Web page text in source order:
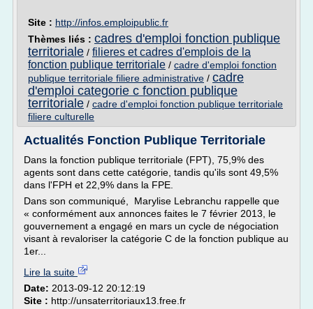
Site : http://infos.emploipublic.fr
Thèmes liés : cadres d'emploi fonction publique
territoriale / filieres et cadres d'emplois de la
fonction publique territoriale / cadre d'emploi fonction
publique territoriale filiere administrative / cadre
d'emploi categorie c fonction publique
territoriale / cadre d'emploi fonction publique territoriale
filiere culturelle
Actualités Fonction Publique Territoriale
Dans la fonction publique territoriale (FPT), 75,9% des
agents sont dans cette catégorie, tandis qu'ils sont 49,5%
dans l'FPH et 22,9% dans la FPE.
Dans son communiqué, Marylise Lebranchu rappelle que
« conformément aux annonces faites le 7 février 2013, le
gouvernement a engagé en mars un cycle de négociation
visant à revaloriser la catégorie C de la fonction publique au
1er...
Lire la suite
Date: 2013-09-12 20:12:19
Site : http://unsaterritoriaux13.free.fr